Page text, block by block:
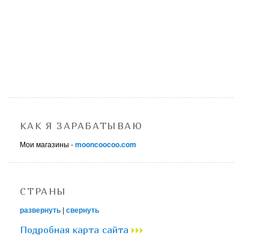
КАК Я ЗАРАБАТЫВАЮ
Мои магазины -mooncoocoo.com
СТРАНЫ
развернуть |свернуть
Подробная карта сайта